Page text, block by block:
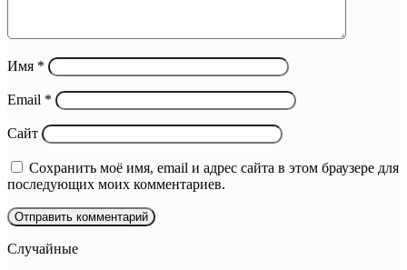
Имя *
Email *
Сайт
Сохранить моё имя, email и адрес сайта в этом браузере для
последующих моих комментариев.
Случайные